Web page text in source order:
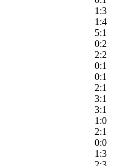
1:3
1:4
5:1
0:2
2:2
0:1
0:1
2:1
3:1
3:1
1:0
2:1
0:0
1:3